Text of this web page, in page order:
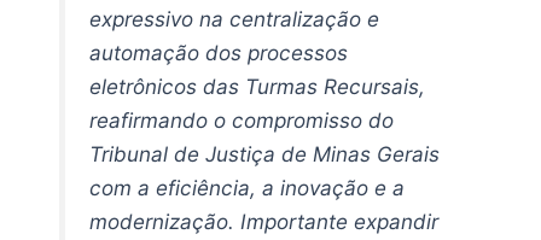
expressivo na centralização e
automação dos processos
eletrônicos das Turmas Recursais,
reafirmando o compromisso do
Tribunal de Justiça de Minas Gerais
com a eficiência, a inovação e a
modernização. Importante expandir